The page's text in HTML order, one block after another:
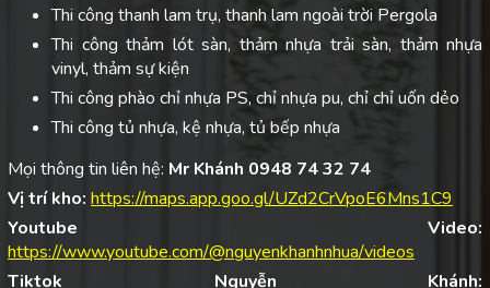
Thi công thanh lam trụ, thanh lam ngoài trời Pergola
Thi công thảm lót sàn, thảm nhựa trải sàn, thảm nhựa
vinyl, thảm sự kiện
Thi công phào chỉ nhựa PS, chỉ nhựa pu, chỉ chỉ uốn dẻo
Thi công tủ nhựa, kệ nhựa, tủ bếp nhựa
Mọi thông tin liên hệ: Mr Khánh 0948 74 32 74
Vị trí kho: https://maps.app.goo.gl/UZd2CrVpoE6Mns1C9
Youtube Video:
https://www.youtube.com/@nguyenkhanhnhua/videos
Tiktok Nguyễn Khánh: